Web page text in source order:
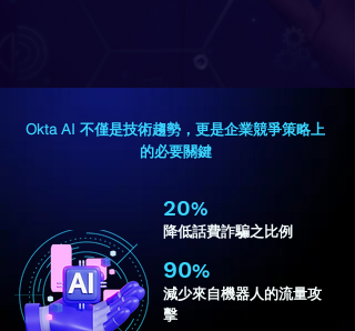
Okta AI 不僅是技術趨勢，更是企業競爭策略上
的必要關鍵
20%
降低話費詐騙之比例
90%
減少來自機器人的流量攻
擊